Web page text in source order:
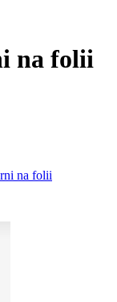
na folii
na folii